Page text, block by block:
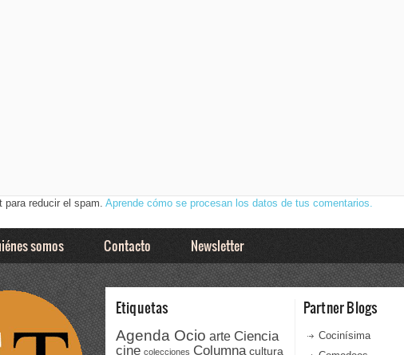
para reducir el spam. Aprende cómo se procesan los datos de tus comentarios.
somos Contacto Newsletter
Etiquetas
Agenda Ocio arte Ciencia
cine colecciones Columna cultura
Partner Blogs
Cocinísima